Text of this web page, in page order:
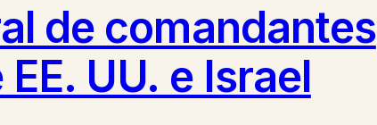
de comandantes
UU. e Israel